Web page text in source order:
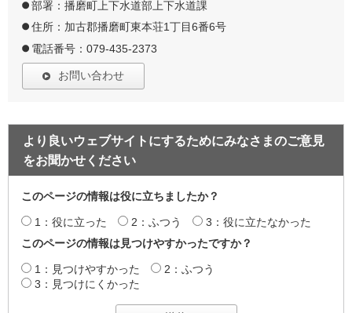
部署：播磨町上下水道部上下水道課
住所：加古郡播磨町東本荘1丁目6番6号
電話番号：079-435-2373
お問い合わせ
より良いウェブサイトにするためにみなさまのご意見
をお聞かせください
このページの情報は役に立ちましたか？
1：役に立った 2：ふつう
3：役に立たなかった
このページの情報は見つけやすかったですか？
1：見つけやすかった
2：ふつう
3：見つけにくかった